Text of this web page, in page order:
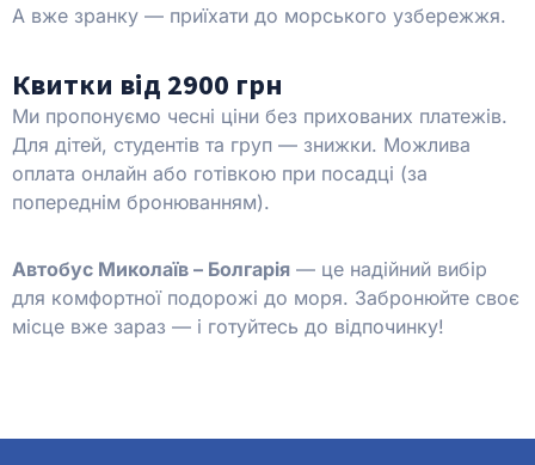
А вже зранку — приїхати до морського узбережжя.
Квитки від 2900 грн
Ми пропонуємо чесні ціни без прихованих платежів.
Для дітей, студентів та груп — знижки. Можлива
оплата онлайн або готівкою при посадці (за
попереднім бронюванням).
Автобус Миколаїв – Болгарія — це надійний вибір
для комфортної подорожі до моря. Забронюйте своє
місце вже зараз — і готуйтесь до відпочинку!